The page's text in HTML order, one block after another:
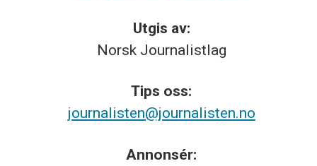
Utgis av:
Norsk Journalistlag
Tips oss:
journalisten@journalisten.no
Annonsér: